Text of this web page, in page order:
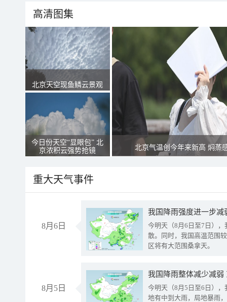
高清图集
北京天空现鱼鳞云景观
今日份天空“显眼包” 北
京浓积云强势抢镜
北京气温创今年来新高 焖蒸
重大天气事件
8月6日
今明天（8月6日至7日）
散。同时，我国高温范围
区将有大范围桑拿天。
8月5日
我国降雨整体减少减弱
今明天（8月5日至6日）
地有中到大雨，局地暴雨